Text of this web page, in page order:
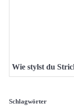
Wie stylst du
Schlagwörter